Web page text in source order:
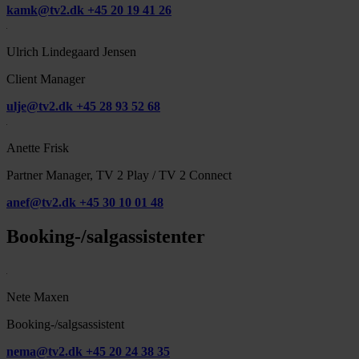
kamk@tv2.dk +45 20 19 41 26
Ulrich Lindegaard Jensen
Client Manager
ulje@tv2.dk +45 28 93 52 68
Anette Frisk
Partner Manager, TV 2 Play / TV 2 Connect
anef@tv2.dk +45 30 10 01 48
Booking-/salgassistenter
Nete Maxen
Booking-/salgsassistent
nema@tv2.dk +45 20 24 38 35